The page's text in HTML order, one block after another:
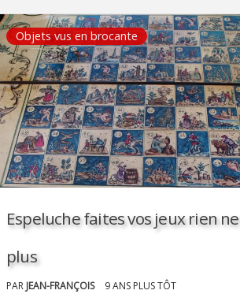
Objets vus en brocante
Espeluche faites vos jeux rien
plus
PAR JEAN-FRANÇOIS 9 ANS PLUS TÔT